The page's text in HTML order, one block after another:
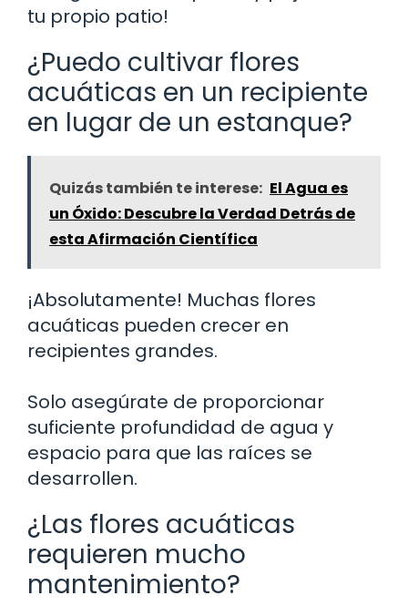
tu propio patio!
¿Puedo cultivar flores
acuáticas en un recipiente
en lugar de un estanque?
Quizás también te interese: El Agua es
un Óxido: Descubre la Verdad Detrás de
esta Afirmación Científica
¡Absolutamente! Muchas flores
acuáticas pueden crecer en
recipientes grandes.
Solo asegúrate de proporcionar
suficiente profundidad de agua y
espacio para que las raíces se
desarrollen.
¿Las flores acuáticas
requieren mucho
mantenimiento?